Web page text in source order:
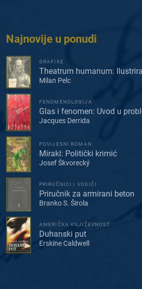
Najnovije u ponudi
GRAFIKE
Theatrum humanum:
Milan Pelc
FENOMENOLOGIJA
Glas i fenomen: Uvod u
Jacques Derrida
POVIJESNI ROMAN
Mirakl: Politički krimić
Josef Škvorecký
PRIRUČNICI I VODIČI
Priručnik za armirani beton
Branko S. Širola
AMERIČKA KNJIŽEVNOST
Duhanski put
Erskine Caldwell